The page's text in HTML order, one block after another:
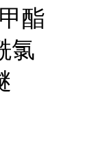
酯
氯